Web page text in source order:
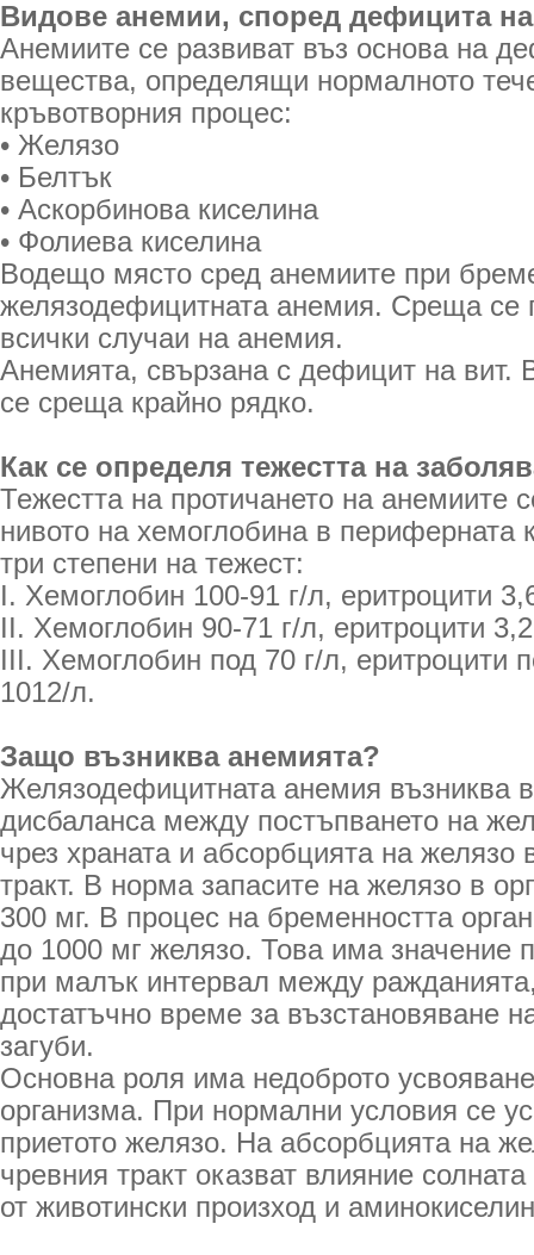
Видове анемии, според дефицита
Анемиите се развиват въз основа на
вещества, определящи нормалното
кръвотворния процес:
• Желязо
• Белтък
• Аскорбинова киселина
• Фолиева киселина
Водещо място сред анемиите при
желязодефицитната анемия. Среща се
всички случаи на анемия.
Анемията, свързана с дефицит на вит.
се среща крайно рядко.
Как се определя тежестта на
Тежестта на протичането на анемиите
нивото на хемоглобина в периферната
три степени на тежест:
I. Хемоглобин 100-91 г/л, еритроцити
II. Хемоглобин 90-71 г/л, еритроцити
III. Хемоглобин под 70 г/л, еритроцити
1012/л.
Защо възниква анемията?
Желязодефицитната анемия възниква в
дисбаланса между постъпването на
чрез храната и абсорбцията на
тракт. В норма запасите на желязо в
300 мг. В процес на бременността
до 1000 мг желязо. Това има значение
при малък интервал между
достатъчно време за възстановяване
загуби.
Основна роля има недоброто
организма. При нормални условия се
приетото желязо. На абсорбцията на
чревния тракт оказват влияние
от животински произход и